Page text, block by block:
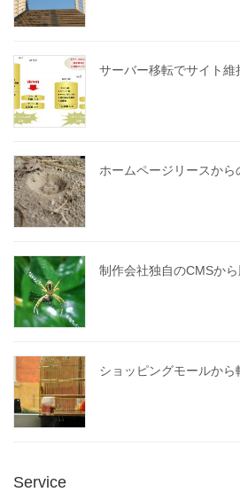
サーバー移転でサイト維
ホームページリースから
制作会社独自のCMSから
ショッピングモールから
Service